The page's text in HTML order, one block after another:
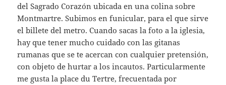
del Sagrado Corazón ubicada en una colina sobre
Montmartre. Subimos en funicular, para el que sirve
el billete del metro. Cuando sacas la foto a la iglesia,
hay que tener mucho cuidado con las gitanas
rumanas que se te acercan con cualquier pretensión,
con objeto de hurtar a los incautos. Particularmente
me gusta la place du Tertre, frecuentada por